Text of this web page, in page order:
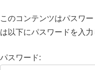
このコンテンツはパスワ
は以下にパスワードを入
パスワード: